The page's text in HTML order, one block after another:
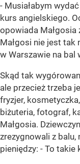
- Musiałabym
kurs angielskiego.
opowiada Małgosia
Małgosi nie jest tak
w Warszawie na bal
Skąd tak
ale przecież trzeba
fryzjer,
biżuteria, fotograf,
Małgosia.
zrezygnowali z balu,
pieniędzy: - To takie